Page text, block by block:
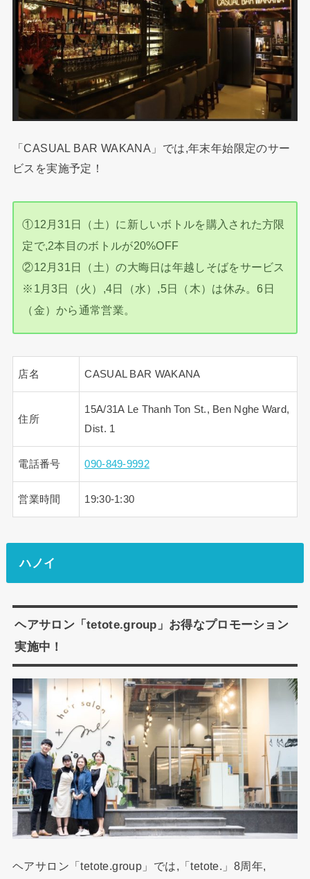
「CASUAL BAR WAKANA」では,年末年始限定のサー
ビスを実施予定！
①12月31日（土）に新しいボトルを購入された方限
定で,2本目のボトルが20%OFF
②12月31日（土）の大晦日は年越しそばをサービス
※1月3日（火）,4日（水）,5日（木）は休み。6日
（金）から通常営業。
店名 CASUAL BAR WAKANA
住所
15A/31A Le Thanh Ton St., Ben Nghe Ward,
Dist. 1
電話番号 090-849-9992
営業時間 19:30-1:30
ハノイ
ヘアサロン「tetote.group」お得なプロモーション
実施中！
ヘアサロン「tetote.group」では,「tetote.」8周年,